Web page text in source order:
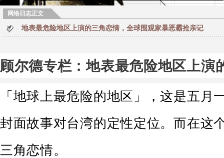
网络日志正文
地表最危险地区上演的三角恋情，全球围观家暴恶霸抢亲记
顾尔德专栏：地表最危险地区上演
「地球上最危险的地区」，这是五月
封面故事对台湾的定性定位。而在这
三角恋情。